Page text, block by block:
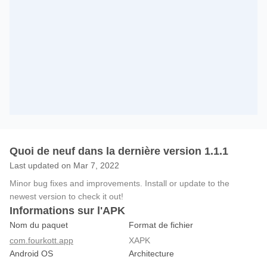
Quoi de neuf dans la dernière version 1.1.1
Last updated on Mar 7, 2022
Minor bug fixes and improvements. Install or update to the
newest version to check it out!
Informations sur l'APK
Nom du paquet
com.fourkott.app
Format de fichier
XAPK
Android OS
Architecture